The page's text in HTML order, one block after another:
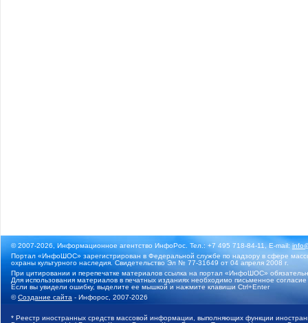
© 2007-2026, Информационное агентство ИнфоРос. Тел.: +7 495 718-84-11, E-mail:
Портал «ИнфоШОС» зарегистрирован в Федеральной службе по надзору в сфере
охраны культурного наследия. Свидетельство Эл № 77-31649 от 04 апреля 2008 г.
При цитировании и перепечатке материалов ссылка на портал «ИнфоШОС»
Для использования материалов в печатных изданиях необходимо письменное
Если вы увидели ошибку, выделите ее мышкой и нажмите клавиши Ctrl+Enter
©Создание сайта - Инфорос, 2007-2026
* Реестр иностранных средств массовой информации, выполняющих функции